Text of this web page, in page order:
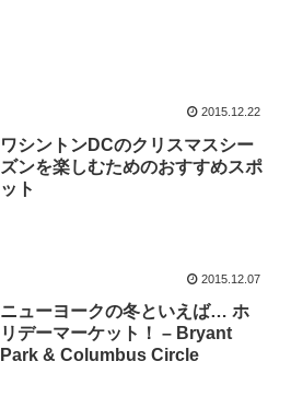
2015.12.22
ワシントンDCのクリスマスシー
ズンを楽しむためのおすすめスポ
ット
2015.12.07
ニューヨークの冬といえば… ホ
リデーマーケット！ – Bryant
Park & Columbus Circle